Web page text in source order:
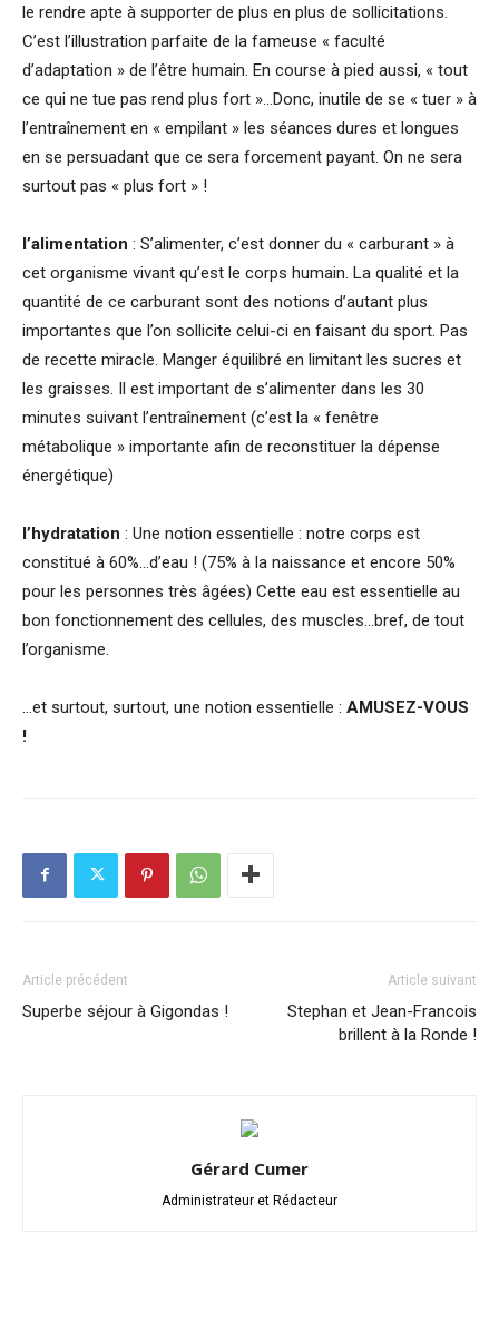
le rendre apte à supporter de plus en plus de sollicitations.
C’est l’illustration parfaite de la fameuse « faculté
d’adaptation » de l’être humain. En course à pied aussi, « tout
ce qui ne tue pas rend plus fort »…Donc, inutile de se « tuer » à
l’entraînement en « empilant » les séances dures et longues
en se persuadant que ce sera forcement payant. On ne sera
surtout pas « plus fort » !
l’alimentation : S’alimenter, c’est donner du « carburant » à
cet organisme vivant qu’est le corps humain. La qualité et la
quantité de ce carburant sont des notions d’autant plus
importantes que l’on sollicite celui-ci en faisant du sport. Pas
de recette miracle. Manger équilibré en limitant les sucres et
les graisses. Il est important de s’alimenter dans les 30
minutes suivant l’entraînement (c’est la « fenêtre
métabolique » importante afin de reconstituer la dépense
énergétique)
l’hydratation : Une notion essentielle : notre corps est
constitué à 60%…d’eau ! (75% à la naissance et encore 50%
pour les personnes très âgées) Cette eau est essentielle au
bon fonctionnement des cellules, des muscles…bref, de tout
l’organisme.
…et surtout, surtout, une notion essentielle : AMUSEZ-VOUS
!
Article précédent
Superbe séjour à Gigondas !
Article suivant
Stephan et Jean-Francois
brillent à la Ronde !
Gérard Cumer
Administrateur et Rédacteur